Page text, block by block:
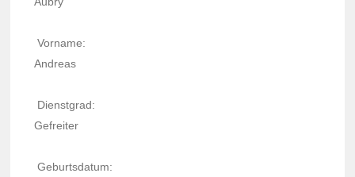
Vorname:
Andreas
Dienst­grad:
Gefrei­ter
Geburts­da­tum: